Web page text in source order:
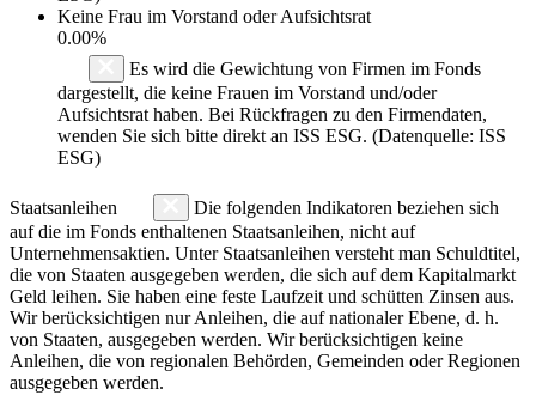
Keine Frau im Vorstand oder Aufsichtsrat
0.00%
Es wird die Gewichtung von Firmen im Fonds
dargestellt, die keine Frauen im Vorstand und/oder
Aufsichtsrat haben. Bei Rückfragen zu den Firmendaten,
wenden Sie sich bitte direkt an ISS ESG. (Datenquelle: ISS
ESG)
Staatsanleihen
Die folgenden Indikatoren beziehen sich
auf die im Fonds enthaltenen Staatsanleihen, nicht auf
Unternehmensaktien. Unter Staatsanleihen versteht man Schuldtitel,
die von Staaten ausgegeben werden, die sich auf dem Kapitalmarkt
Geld leihen. Sie haben eine feste Laufzeit und schütten Zinsen aus.
Wir berücksichtigen nur Anleihen, die auf nationaler Ebene, d. h.
von Staaten, ausgegeben werden. Wir berücksichtigen keine
Anleihen, die von regionalen Behörden, Gemeinden oder Regionen
ausgegeben werden.